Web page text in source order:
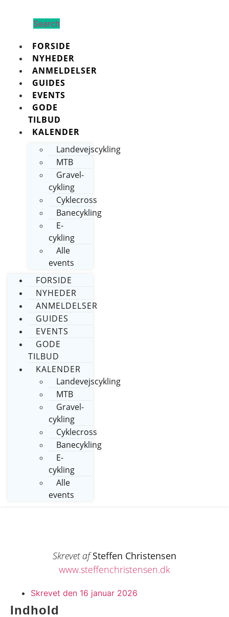
Search
FORSIDE
NYHEDER
ANMELDELSER
GUIDES
EVENTS
GODE
TILBUD
KALENDER
Landevejscykling
MTB
Gravel-
cykling
Cyklecross
Banecykling
E-
cykling
Alle
events
FORSIDE
NYHEDER
ANMELDELSER
GUIDES
EVENTS
GODE
TILBUD
KALENDER
Landevejscykling
MTB
Gravel-
cykling
Cyklecross
Banecykling
E-
cykling
Alle
events
Skrevet afSteffen Christensen
www.steffenchristensen.dk
Skrevet den 16 januar 2026
Indhold